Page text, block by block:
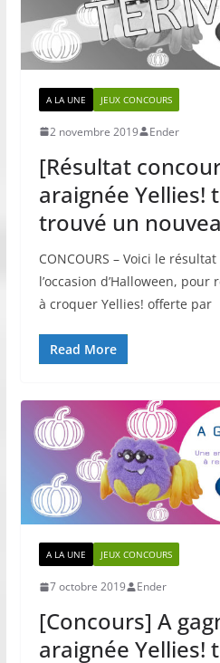
A LA UNE JEUX CONCOURS
2 novembre 2019 Ender
[Résultat
araignée Yellies!
trouvé un
CONCOURS – Voici le
l’occasion d’Halloween,
à croquer Yellies! offerte par
Read More
A LA UNE JEUX CONCOURS
7 octobre 2019 Ender
[Concours] A
araignée Yellies!